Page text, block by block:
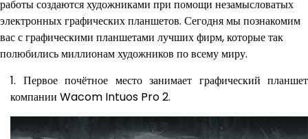
работы создаются художниками при помощи незамысловатых
электронных графических планшетов. Сегодня мы познакомим
вас с графическими планшетами лучших фирм, которые так
полюбились миллионам художников по всему миру.
Первое почётное место занимает графический планшет
компании Wacom Intuos Pro 2.